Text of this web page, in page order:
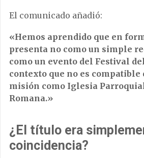
El comunicado añadió:
«Hemos aprendido que en
presenta no como un simple
como un evento del Festival
contexto que no es compatible
misión como Iglesia
Romana.»
¿El título era
coincidencia?